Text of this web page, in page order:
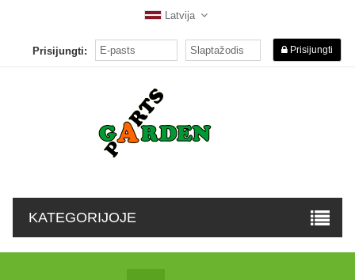
Latvija
Prisijungti: Prisijungti
KATEGORIJOJE